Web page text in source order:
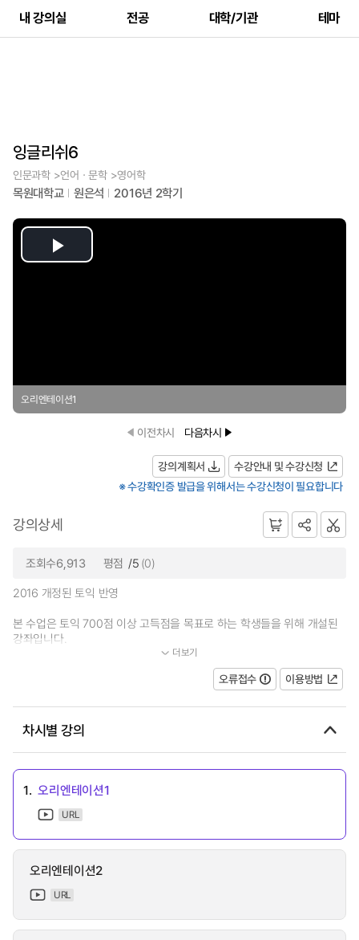
내 강의실 전공 대학/기관 테마
잉글리쉬6
인문과학 >언어ㆍ문학 >영어학
목원대학교 원은석 2016년 2학기
Play
오리엔테이션1
이전차시 다음차시
강의계획서
수강안내 및 수강신청
※ 수강확인증 발급을 위해서는 수강신청이 필요합니다
강의상세
조회수6,913 평점 /5 (0)
2016 개정된 토익 반영
본 수업은 토익 700점 이상 고득점을 목표로 하는 학생들을 위해 개설된
강좌입니다.
더보기
오류접수 이용방법
차시별 강의
1. 오리엔테이션1
URL
오리엔테이션2
URL